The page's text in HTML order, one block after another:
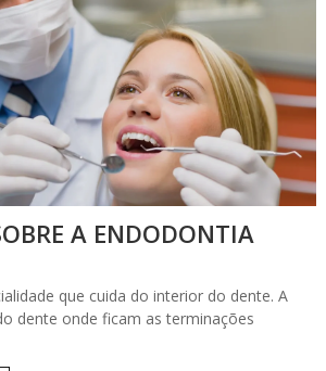
A ENDODONTIA
que cuida do interior do dente. A
dente onde ficam as terminações